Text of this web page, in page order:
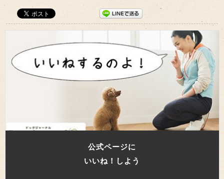
公式ページに
いいね！しよう